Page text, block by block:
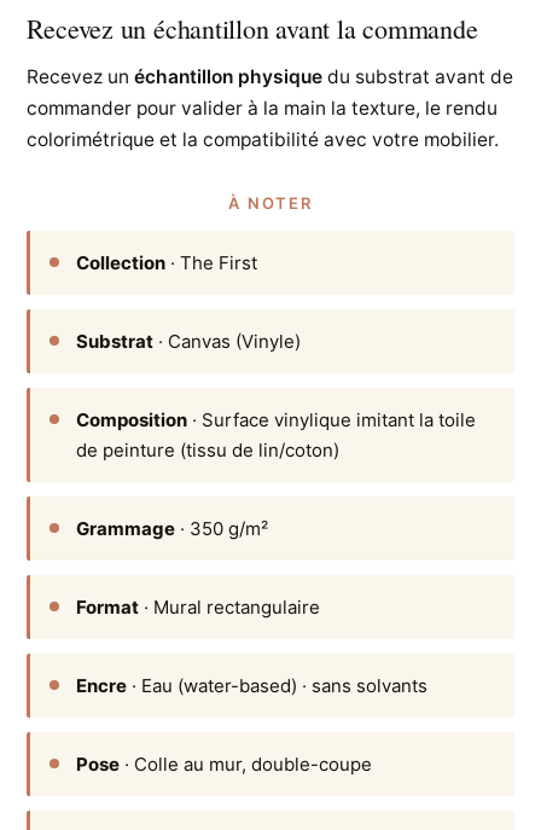
Recevez un échantillon avant la commande
Recevez unéchantillon physique du substrat avant de
commander pour valider à la main la texture, le rendu
colorimétrique et la compatibilité avec votre mobilier.
À NOTER
Collection · The First
Substrat · Canvas (Vinyle)
Composition · Surface vinylique imitant la toile
de peinture (tissu de lin/coton)
Grammage · 350 g/m²
Format · Mural rectangulaire
Encre · Eau (water-based) · sans solvants
Pose · Colle au mur, double-coupe